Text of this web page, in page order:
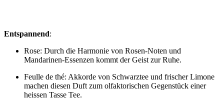
Entspannend:
Rose: Durch die Harmonie von Rosen-Noten und
Mandarinen-Essenzen kommt der Geist zur Ruhe.
Feulle de thé: Akkorde von Schwarztee und frischer Limone
machen diesen Duft zum olfaktorischen Gegenstück einer
heissen Tasse Tee.